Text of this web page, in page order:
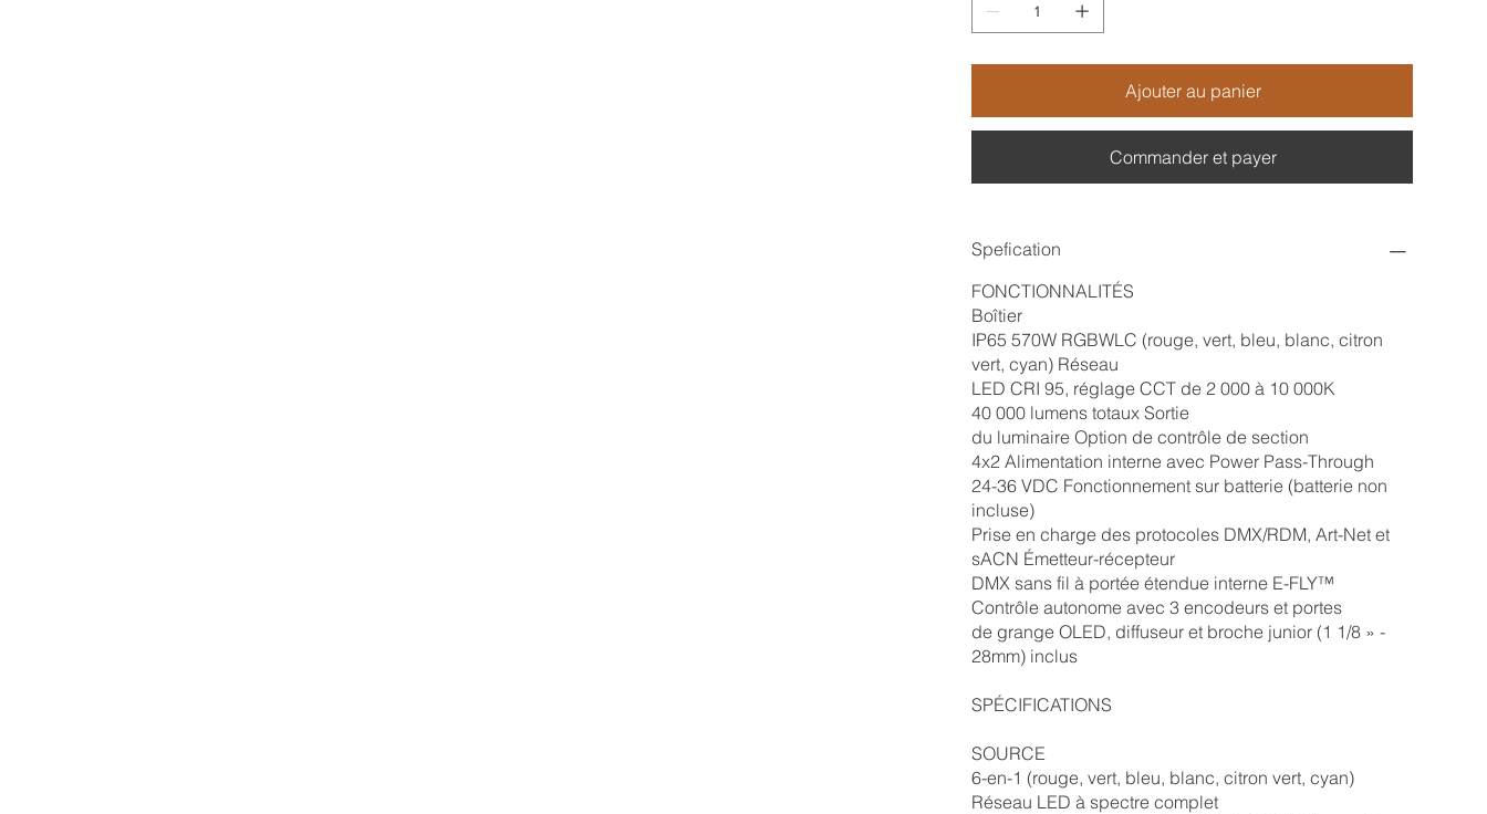
Ajouter au panier
Commander et payer
Spefication
FONCTIONNALITÉS
Boîtier
IP65 570W RGBWLC (rouge, vert, bleu, blanc, citron
vert, cyan) Réseau
LED CRI 95, réglage CCT de 2 000 à 10 000K
40 000 lumens totaux Sortie
du luminaire Option de contrôle de section
4x2 Alimentation interne avec Power Pass-Through
24-36 VDC Fonctionnement sur batterie (batterie non
incluse)
Prise en charge des protocoles DMX/RDM, Art-Net et
sACN Émetteur-récepteur
DMX sans fil à portée étendue interne E-FLY™
Contrôle autonome avec 3 encodeurs et portes
de grange OLED, diffuseur et broche junior (1 1/8 » -
28mm) inclus
SPÉCIFICATIONS
SOURCE
6-en-1 (rouge, vert, bleu, blanc, citron vert, cyan)
Réseau LED à spectre complet